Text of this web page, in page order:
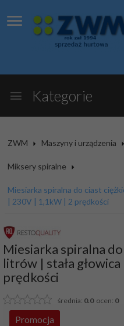
Kategorie
ZWM Maszyny i urządzenia
Miksery spiralne
Miesiarka spiralna do ciast
| 230V | 1,1kW | 2 prędkości
Miesiarka spiralna
litrów | stała
prędkości
średnia: 0.0ocen: 0
Promocja